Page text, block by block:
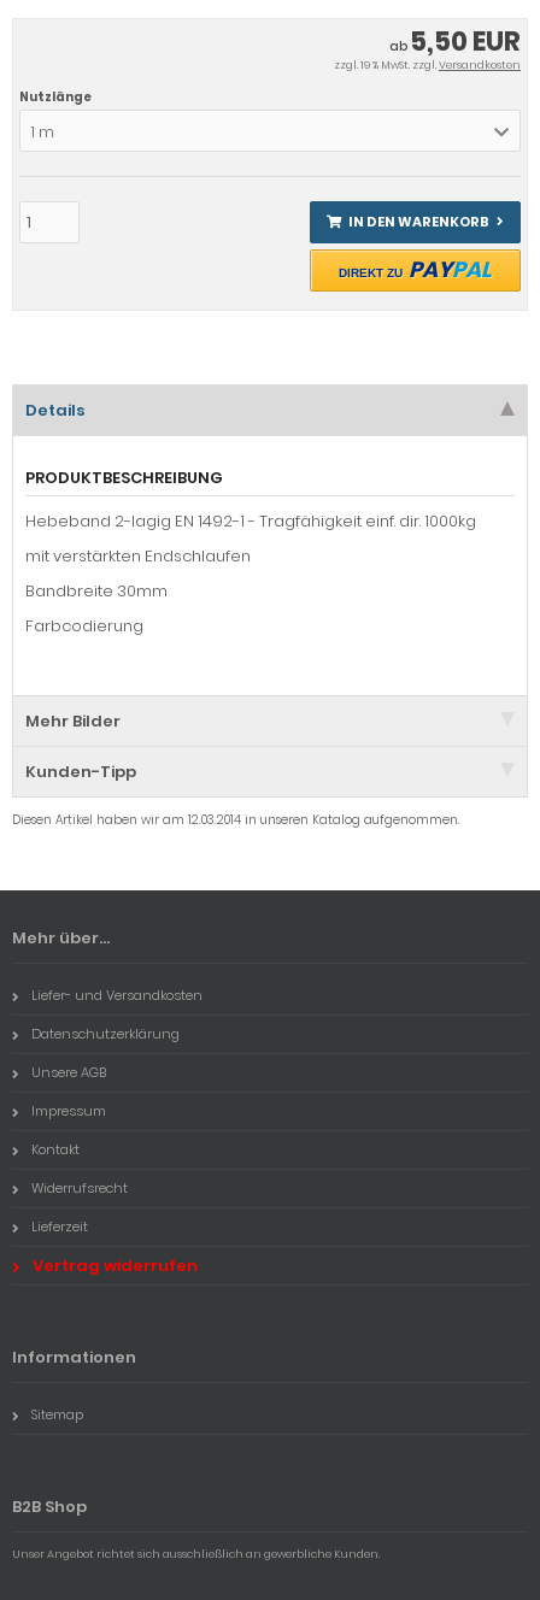
ab 5,50 EUR
zzgl. 19 % MwSt. zzgl.Versandkosten
Nutzlänge
1 m
IN DEN WARENKORB
DIREKT ZU PAYPAL
Details
PRODUKTBESCHREIBUNG
Hebeband 2-lagig EN 1492-1 - Tragfähigkeit einf. dir. 1000kg
mit verstärkten Endschlaufen
Bandbreite 30mm
Farbcodierung
Mehr Bilder
Kunden-Tipp
Diesen Artikel haben wir am 12.03.2014 in unseren Katalog aufgenommen.
Mehr über...
Liefer- und Versandkosten
Datenschutzerklärung
Unsere AGB
Impressum
Kontakt
Widerrufsrecht
Lieferzeit
Vertrag widerrufen
Informationen
Sitemap
B2B Shop
Unser Angebot richtet sich ausschließlich an gewerbliche Kunden.